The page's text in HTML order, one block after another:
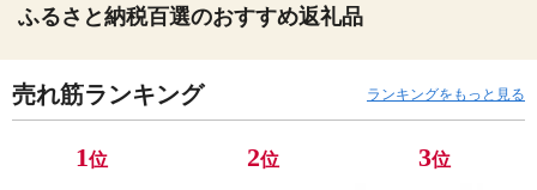
ふるさと納税百選のおすすめ返礼品
売れ筋ランキング ランキングをもっと見る
1位 2位 3位